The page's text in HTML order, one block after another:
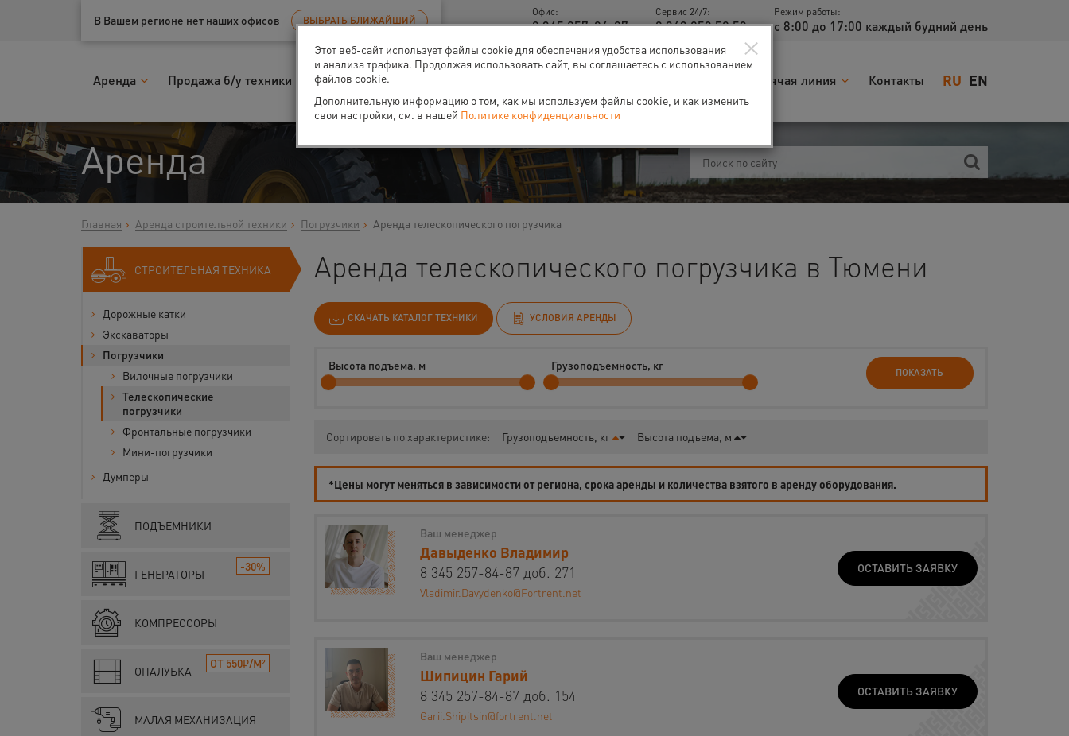
Ваш город:Тюмень
В Вашем регионе нет наших офисов ВЫБРАТЬ БЛИЖАЙШИЙ
Офис:
8 345 257-84-87
Сервис 24/7:
8 343 253 52 53
Режим работы:
с 8:00 до 17:00 каждый будний день
RU EN
Аренда Продажа б/у техники Запчасти Горячая линия Контакты
Аренда
Главная Аренда строительной техники Погрузчики Аренда телескопического погрузчика
СТРОИТЕЛЬНАЯ ТЕХНИКА
Дорожные катки
Экскаваторы
Погрузчики
Вилочные погрузчики
Телескопические
погрузчики
Фронтальные погрузчики
Мини-погрузчики
Думперы
ПОДЪЕМНИКИ
ГЕНЕРАТОРЫ
-30%
КОМПРЕССОРЫ
ОПАЛУБКА
ОТ 550₽/М²
МАЛАЯ МЕХАНИЗАЦИЯ
Аренда телескопического погрузчика в Тюмени
СКАЧАТЬ КАТАЛОГ ТЕХНИКИ УСЛОВИЯ АРЕНДЫ
Высота подъема, м Грузоподъемность, кг
ПОКАЗАТЬ
Сортировать по характеристике: Грузоподъемность, кг Высота подъема, м
*Цены могут меняться в зависимости от региона, срока аренды и количества взятого в аренду оборудования.
Ваш менеджер
Давыденко Владимир
8 345 257-84-87 доб. 271
Vladimir.Davydenko@Fortrent.net
ОСТАВИТЬ ЗАЯВКУ
Ваш менеджер
Шипицин Гарий
8 345 257-84-87 доб. 154
Garii.Shipitsin@fortrent.net
ОСТАВИТЬ ЗАЯВКУ
×
Этот веб-сайт использует файлы cookie для обеспечения удобства использования
и анализа трафика. Продолжая использовать сайт, вы соглашаетесь с использованием
файлов cookie.
Дополнительную информацию о том, как мы используем файлы cookie, и как изменить
свои настройки, см. в нашей Политике конфиденциальности